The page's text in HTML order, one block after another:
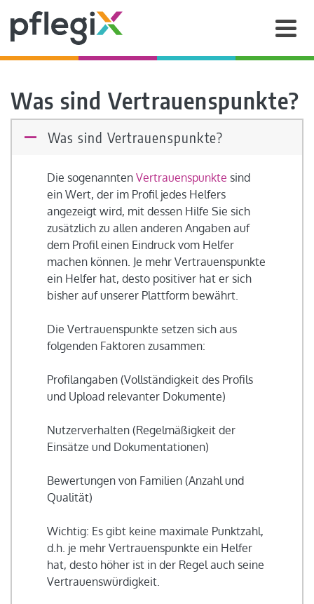
Was sind Vertrauenspunkte?
A Was sind Vertrauenspunkte?
Die sogenannten Vertrauenspunkte sind
ein Wert, der im Profil jedes Helfers
angezeigt wird, mit dessen Hilfe Sie sich
zusätzlich zu allen anderen Angaben auf
dem Profil einen Eindruck vom Helfer
machen können. Je mehr Vertrauenspunkte
ein Helfer hat, desto positiver hat er sich
bisher auf unserer Plattform bewährt.
Die Vertrauenspunkte setzen sich aus
folgenden Faktoren zusammen:
Profilangaben (Vollständigkeit des Profils
und Upload relevanter Dokumente)
Nutzerverhalten (Regelmäßigkeit der
Einsätze und Dokumentationen)
Bewertungen von Familien (Anzahl und
Qualität)
Wichtig: Es gibt keine maximale Punktzahl,
d.h. je mehr Vertrauenspunkte ein Helfer
hat, desto höher ist in der Regel auch seine
Vertrauenswürdigkeit.